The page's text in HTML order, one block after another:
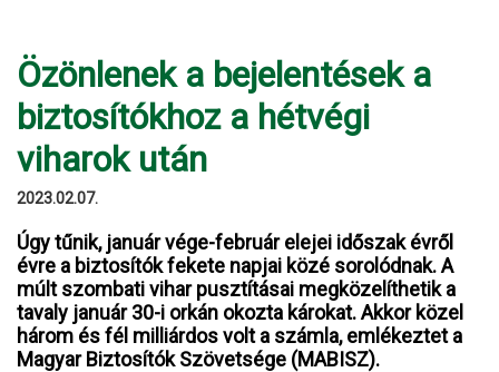
Özönlenek a bejelentések a
biztosítókhoz a hétvégi
viharok után
2023.02.07.
Úgy tűnik, január vége-február elejei időszak évről
évre a biztosítók fekete napjai közé sorolódnak. A
múlt szombati vihar pusztításai megközelíthetik a
tavaly január 30-i orkán okozta károkat. Akkor közel
három és fél milliárdos volt a számla, emlékeztet a
Magyar Biztosítók Szövetsége (MABISZ).